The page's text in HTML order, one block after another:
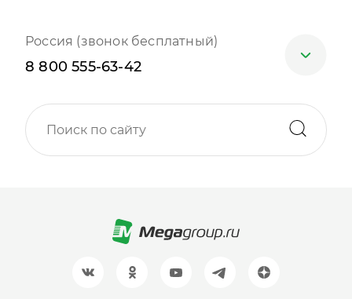
Россия (звонок бесплатный)
8 800 555-63-42
+7 (961) 999-93-93